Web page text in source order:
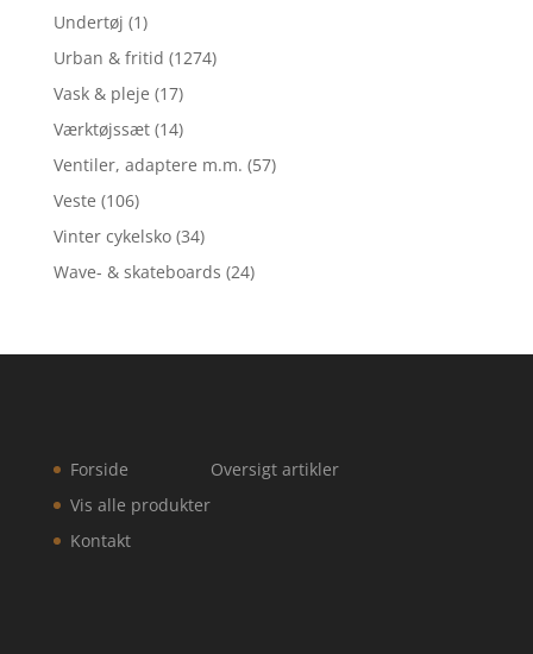
Undertøj (1)
Urban & fritid (1274)
Vask & pleje (17)
Værktøjssæt (14)
Ventiler, adaptere m.m. (57)
Veste (106)
Vinter cykelsko (34)
Wave- & skateboards (24)
Forside
Vis alle produkter
Kontakt
Oversigt artikler